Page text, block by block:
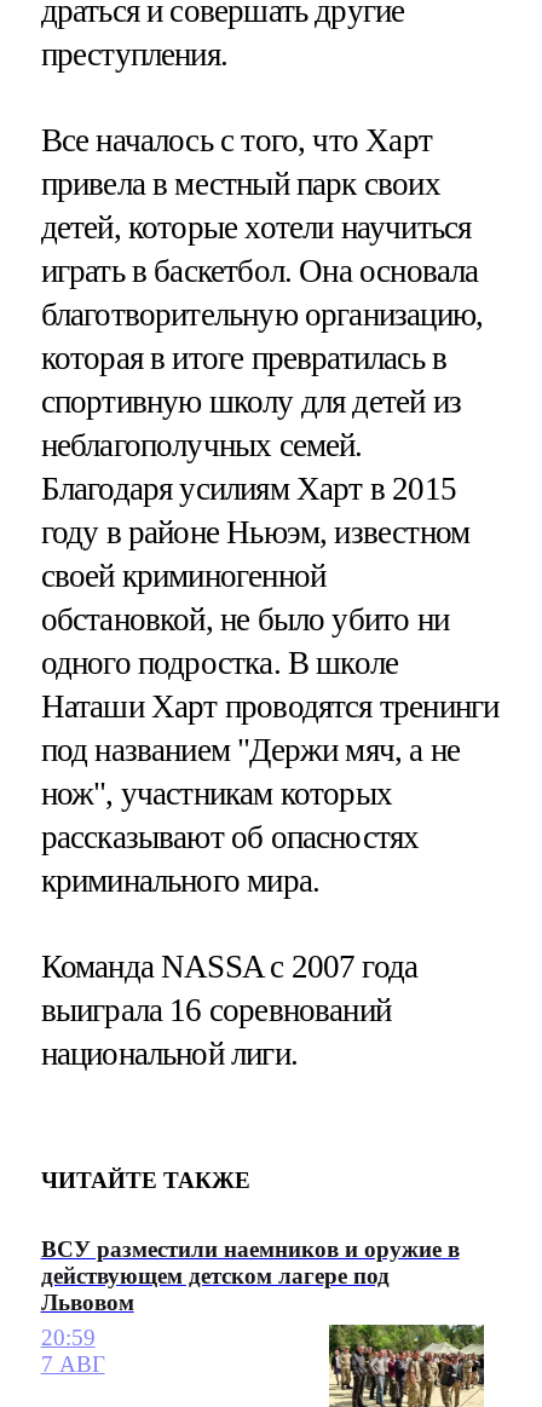
драться и совершать другие
преступления.
Все началось с того, что Харт
привела в местный парк своих
детей, которые хотели научиться
играть в баскетбол. Она основала
благотворительную организацию,
которая в итоге превратилась в
спортивную школу для детей из
неблагополучных семей.
Благодаря усилиям Харт в 2015
году в районе Ньюэм, известном
своей криминогенной
обстановкой, не было убито ни
одного подростка. В школе
Наташи Харт проводятся тренинги
под названием "Держи мяч, а не
нож", участникам которых
рассказывают об опасностях
криминального мира.
Команда NASSA с 2007 года
выиграла 16 соревнований
национальной лиги.
ЧИТАЙТЕ ТАКЖЕ
ВСУ разместили наемников и оружие в
действующем детском лагере под
Львовом
20:59
7 АВГ